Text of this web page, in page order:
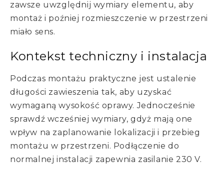
zawsze uwzględnij wymiary elementu, aby
montaż i poźniej rozmieszczenie w przestrzeni
miało sens.
Kontekst techniczny i instalacja
Podczas montażu praktyczne jest ustalenie
długości zawieszenia tak, aby uzyskać
wymaganą wysokość oprawy. Jednocześnie
sprawdź wcześniej wymiary, gdyż mają one
wpływ na zaplanowanie lokalizacji i przebieg
montażu w przestrzeni. Podłączenie do
normalnej instalacji zapewnia zasilanie 230 V.